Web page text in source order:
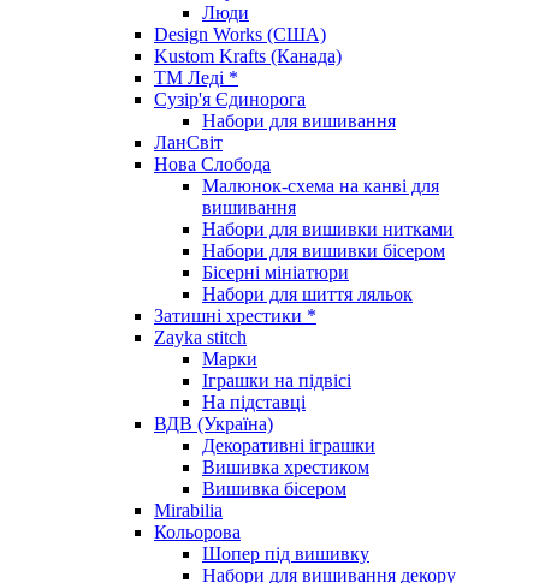
Люди
Design Works (США)
Kustom Krafts (Канада)
ТМ Леді *
Сузір'я Єдинорога
Набори для вишивання
ЛанСвіт
Нова Слобода
Малюнок-схема на канві для
вишивання
Набори для вишивки нитками
Набори для вишивки бісером
Бісерні мініатюри
Набори для шиття ляльок
Затишні хрестики *
Zayka stitch
Марки
Іграшки на підвісі
На підставці
ВДВ (Україна)
Декоративні іграшки
Вишивка хрестиком
Вишивка бісером
Mirabilia
Кольорова
Шопер під вишивку
Набори для вишивання декору